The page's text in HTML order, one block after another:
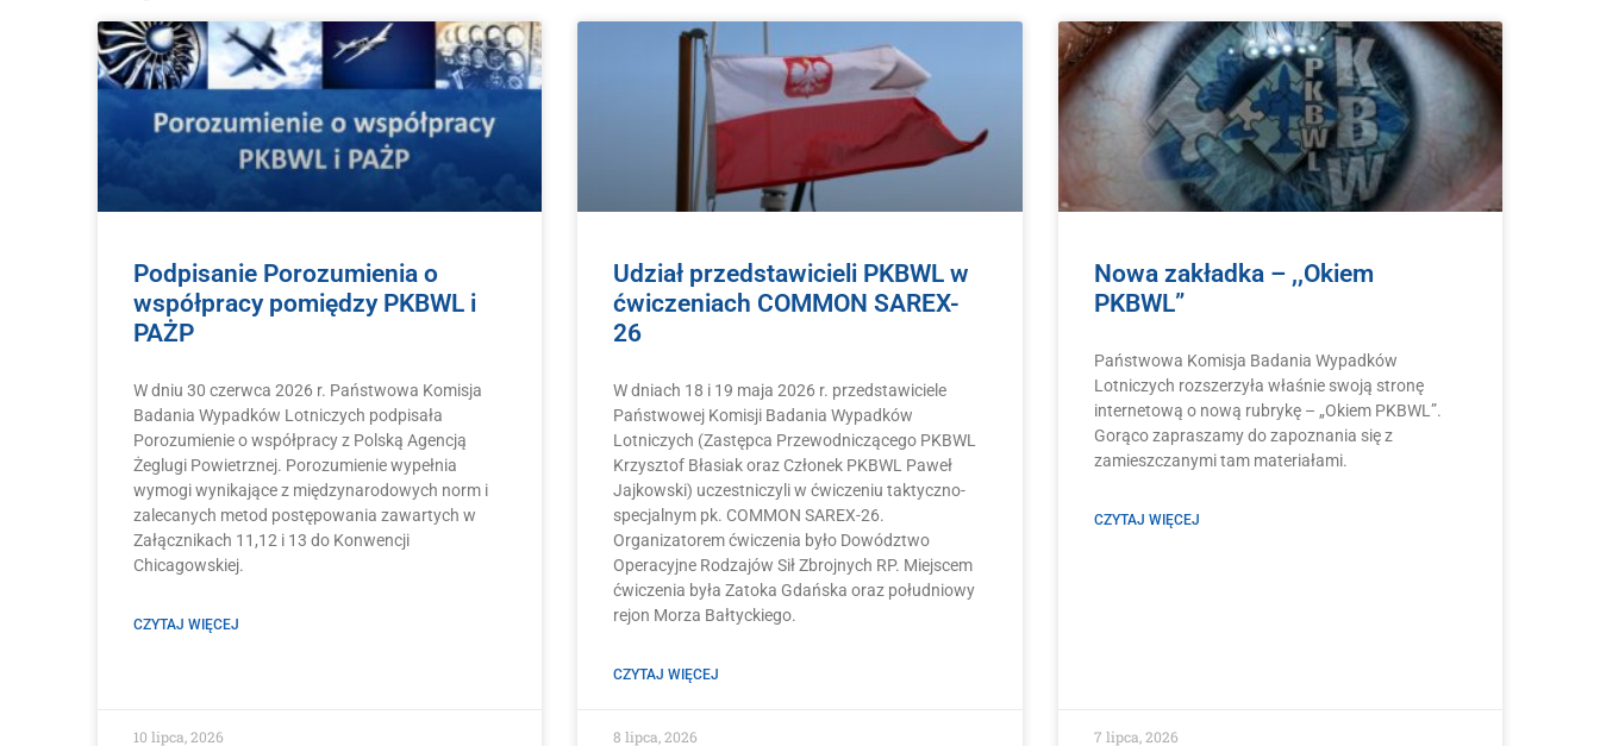
Podpisanie Porozumienia o
współpracy pomiędzy PKBWL i
PAŻP
W dniu 30 czerwca 2026 r. Państwowa Komisja
Badania Wypadków Lotniczych podpisała
Porozumienie o współpracy z Polską Agencją
Żeglugi Powietrznej. Porozumienie wypełnia
wymogi wynikające z międzynarodowych norm i
zalecanych metod postępowania zawartych w
Załącznikach 11,12 i 13 do Konwencji
Chicagowskiej.
CZYTAJ WIĘCEJ
10 lipca, 2026
Udział przedstawicieli PKBWL w
ćwiczeniach COMMON SAREX-
26
W dniach 18 i 19 maja 2026 r. przedstawiciele
Państwowej Komisji Badania Wypadków
Lotniczych (Zastępca Przewodniczącego PKBWL
Krzysztof Błasiak oraz Członek PKBWL Paweł
Jajkowski) uczestniczyli w ćwiczeniu taktyczno-
specjalnym pk. COMMON SAREX-26.
Organizatorem ćwiczenia było Dowództwo
Operacyjne Rodzajów Sił Zbrojnych RP. Miejscem
ćwiczenia była Zatoka Gdańska oraz południowy
rejon Morza Bałtyckiego.
CZYTAJ WIĘCEJ
8 lipca, 2026
Nowa zakładka – ,,Okiem
PKBWL”
Państwowa Komisja Badania Wypadków
Lotniczych rozszerzyła właśnie swoją stronę
internetową o nową rubrykę – „Okiem PKBWL”.
Gorąco zapraszamy do zapoznania się z
zamieszczanymi tam materiałami.
CZYTAJ WIĘCEJ
7 lipca, 2026